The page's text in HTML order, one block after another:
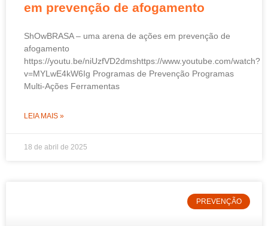
em prevenção de afogamento
ShOwBRASA – uma arena de ações em prevenção de
afogamento
https://youtu.be/niUzfVD2dmshttps://www.youtube.com/watch?
v=MYLwE4kW6Ig Programas de Prevenção Programas
Multi-Ações Ferramentas
LEIA MAIS »
18 de abril de 2025
PREVENÇÃO